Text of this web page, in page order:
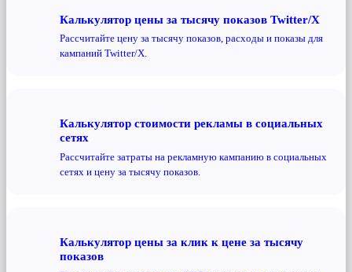
Калькулятор цены за тысячу показов Twitter/X
Рассчитайте цену за тысячу показов, расходы и показы для
кампаний Twitter/X.
Калькулятор стоимости рекламы в социальных
сетях
Рассчитайте затраты на рекламную кампанию в социальных
сетях и цену за тысячу показов.
Калькулятор цены за клик к цене за тысячу
показов